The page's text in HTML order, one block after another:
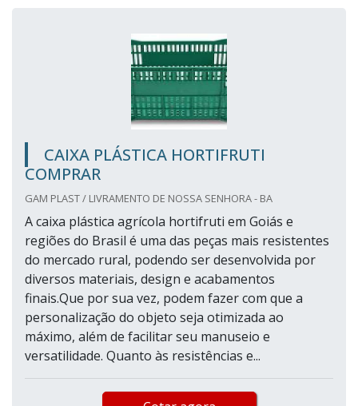
CAIXA PLÁSTICA HORTIFRUTI
COMPRAR
GAM PLAST / LIVRAMENTO DE NOSSA SENHORA - BA
A caixa plástica agrícola hortifruti em Goiás e
regiões do Brasil é uma das peças mais resistentes
do mercado rural, podendo ser desenvolvida por
diversos materiais, design e acabamentos
finais.Que por sua vez, podem fazer com que a
personalização do objeto seja otimizada ao
máximo, além de facilitar seu manuseio e
versatilidade. Quanto às resistências e...